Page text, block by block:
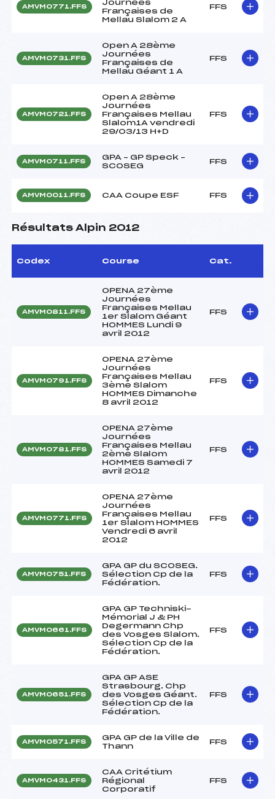
AMVM0771.FFS
Journées
Françaises de
Mellau Slalom 2 A
FFS
AMVM0731.FFS
Open A 28ème
Journées
Françaises de
Mellau Géant 1 A
FFS
AMVM0721.FFS
Open A 28ème
Journées
Françaises Mellau
Slalom1A vendredi
29/03/13 H+D
FFS
AMVM0711.FFS
GPA – GP Speck –
SCOSEG
FFS
AMVM0011.FFS CAA Coupe ESF FFS
Résultats Alpin 2012
Codex Course Cat.
AMVM0811.FFS
OPENA 27ème
Journées
Françaises Mellau
1er Slalom Géant
HOMMES Lundi 9
avril 2012
FFS
AMVM0791.FFS
OPENA 27ème
Journées
Françaises Mellau
3ème Slalom
HOMMES Dimanche
8 avril 2012
FFS
AMVM0781.FFS
OPENA 27ème
Journées
Françaises Mellau
2ème Slalom
HOMMES Samedi 7
avril 2012
FFS
AMVM0771.FFS
OPENA 27ème
Journées
Françaises Mellau
1er Slalom HOMMES
Vendredi 6 avril
2012
FFS
AMVM0751.FFS
GPA GP du SCOSEG.
Sélection Cp de la
Fédération.
FFS
AMVM0661.FFS
GPA GP Techniski-
Mémorial J & PH
Degermann Chp
des Vosges Slalom.
Sélection Cp de la
Fédération.
FFS
AMVM0651.FFS
GPA GP ASE
Strasbourg. Chp
des Vosges Géant.
Sélection Cp de la
Fédération.
FFS
AMVM0571.FFS
GPA GP de la Ville de
Thann
FFS
AMVM0431.FFS
CAA Critétium
Régional
Corporatif
FFS